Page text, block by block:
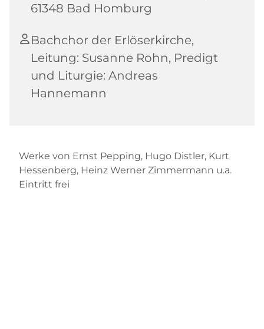
61348 Bad Homburg
Bachchor der Erlöserkirche,
Leitung: Susanne Rohn, Predigt
und Liturgie: Andreas
Hannemann
Werke von Ernst Pepping, Hugo Distler, Kurt
Hessenberg, Heinz Werner Zimmermann u.a.
Eintritt frei